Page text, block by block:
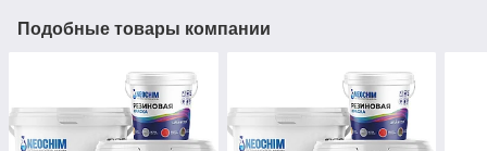
Подобные товары компании